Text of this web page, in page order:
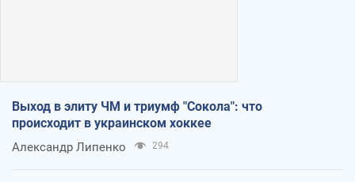
Выход в элиту ЧМ и триумф "Сокола": что
происходит в украинском хоккее
Александр Липенко 294